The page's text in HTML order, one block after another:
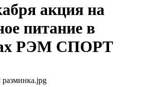
акция на
питание в
РЭМ СПОРТ